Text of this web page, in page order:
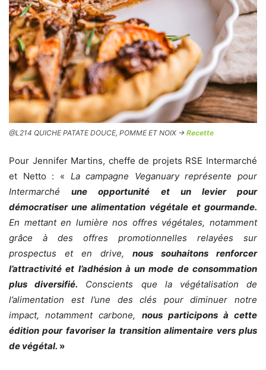
@L214 QUICHE PATATE DOUCE, POMME ET NOIX -> Recette
Pour Jennifer Martins, cheffe de projets RSE Intermarché
et Netto : « La campagne Veganuary représente pour
Intermarchéune opportunité et un levier pour
démocratiser une alimentation végétale et gourmande.
En mettant en lumière nos offres végétales, notamment
grâce à des offres promotionnelles relayées sur
prospectus et en drive, nous souhaitons renforcer
l’attractivité et l’adhésion à un mode de consommation
plus diversifié. Conscients que la végétalisation de
l’alimentation est l’une des clés pour diminuer notre
impact, notamment carbone, nous participons à cette
édition pour favoriser la transition alimentaire vers plus
de végétal. »